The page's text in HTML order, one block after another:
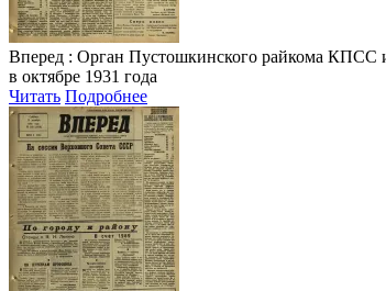
Вперед : Орган Пустошкинского райкома КПСС и
в октябре 1931 года
Читать Подробнее